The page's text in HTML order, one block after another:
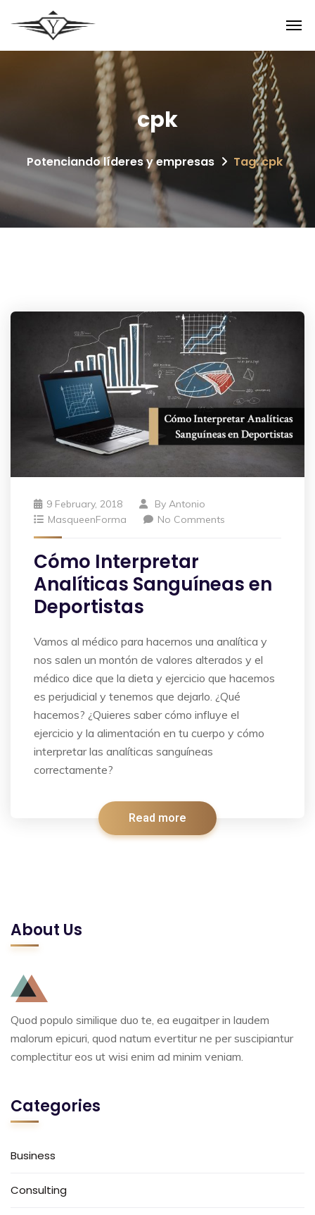
cpk
Potenciando líderes y empresas Tag: cpk
9 February, 2018 By Antonio
MasqueenForma
No Comments
Cómo Interpretar
Analíticas Sanguíneas en
Deportistas
Vamos al médico para hacernos una analítica y
nos salen un montón de valores alterados y el
médico dice que la dieta y ejercicio que hacemos
es perjudicial y tenemos que dejarlo. ¿Qué
hacemos? ¿Quieres saber cómo influye el
ejercicio y la alimentación en tu cuerpo y cómo
interpretar las analíticas sanguíneas
correctamente?
Read more
About Us
Quod populo similique duo te, ea eugaitper in laudem
malorum epicuri, quod natum evertitur ne per suscipiantur
complectitur eos ut wisi enim ad minim veniam.
Categories
Business
Consulting